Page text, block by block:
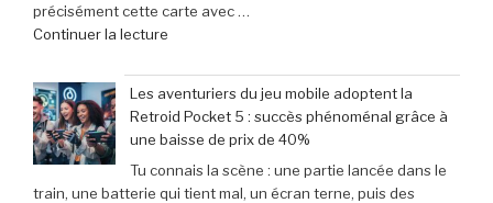
précisément cette carte avec …
Continuer la lecture
Movie
:
Sinners
dévoile
toutes
ses
Les aventuriers du jeu mobile adoptent la
Retroid Pocket 5 : succès phénoménal grâce à
une baisse de prix de 40%
Tu connais la scène : une partie lancée dans le
train, une batterie qui tient mal, un écran terne, puis des